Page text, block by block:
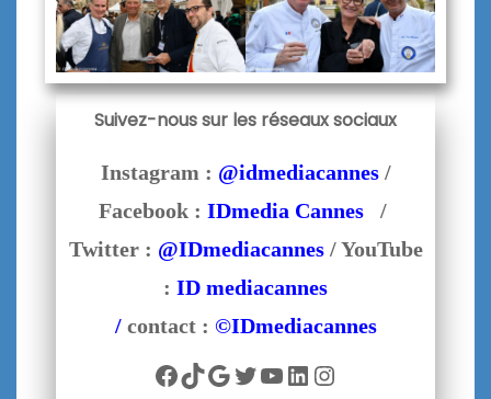
Suivez-nous sur les réseaux sociaux
Instagram : @idmediacannes/
Facebook : IDmedia Cannes /
Twitter : @IDmediacannes/ YouTube
: ID mediacannes
/ contact : ©IDmediacannes
Facebook
TikTok
Google
Twitter
YouTube
LinkedIn
Instagram